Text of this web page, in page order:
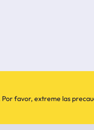
Por favor, extreme las